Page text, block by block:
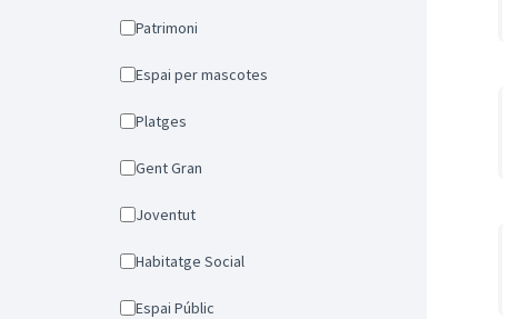
Patrimoni
Espai per mascotes
Platges
Gent Gran
Joventut
Habitatge Social
Espai Públic